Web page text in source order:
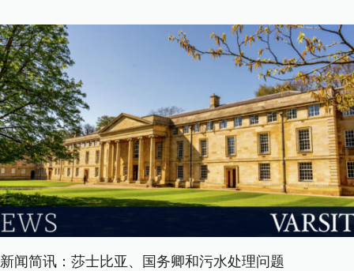
新闻简讯：莎士比亚、国务卿和污水处理问题